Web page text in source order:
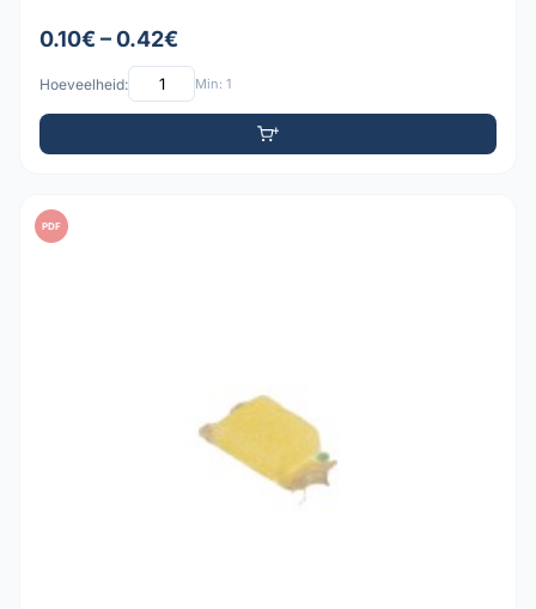
0.10€ – 0.42€
Hoeveelheid: Min: 1
PDF